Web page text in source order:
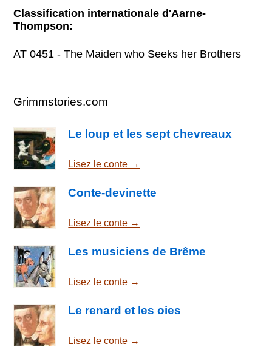
Classification internationale d'Aarne-
Thompson:
AT 0451 - The Maiden who Seeks her Brothers
Grimmstories.com
Le loup et les sept chevreaux
Lisez le conte →
Conte-devinette
Lisez le conte →
Les musiciens de Brême
Lisez le conte →
Le renard et les oies
Lisez le conte →